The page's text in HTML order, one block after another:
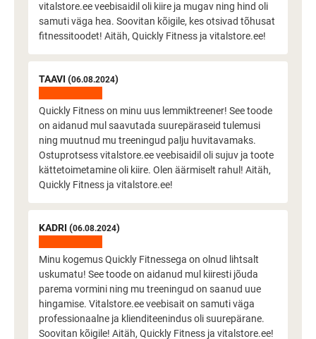
vitalstore.ee veebisaidil oli kiire ja mugav ning hind oli
samuti väga hea. Soovitan kõigile, kes otsivad tõhusat
fitnessitoodet! Aitäh, Quickly Fitness ja vitalstore.ee!
TAAVI (06.08.2024)
Quickly Fitness on minu uus lemmiktreener! See toode
on aidanud mul saavutada suurepäraseid tulemusi
ning muutnud mu treeningud palju huvitavamaks.
Ostuprotsess vitalstore.ee veebisaidil oli sujuv ja toote
kättetoimetamine oli kiire. Olen äärmiselt rahul! Aitäh,
Quickly Fitness ja vitalstore.ee!
KADRI (06.08.2024)
Minu kogemus Quickly Fitnessega on olnud lihtsalt
uskumatu! See toode on aidanud mul kiiresti jõuda
parema vormini ning mu treeningud on saanud uue
hingamise. Vitalstore.ee veebisait on samuti väga
professionaalne ja klienditeenindus oli suurepärane.
Soovitan kõigile! Aitäh, Quickly Fitness ja vitalstore.ee!